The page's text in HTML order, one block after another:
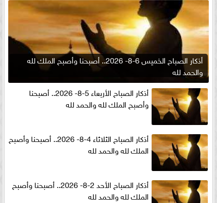
أذكار الصباح الخميس 6-8- 2026.. أصبحنا وأصبح الملك لله
والحمد لله
أذكار الصباح الأربعاء 5-8- 2026.. أصبحنا
وأصبح الملك لله والحمد لله
أذكار الصباح الثلاثاء 4-8- 2026.. أصبحنا وأصبح
الملك لله والحمد لله
أذكار الصباح الأحد 2-8- 2026.. أصبحنا وأصبح
الملك لله والحمد لله